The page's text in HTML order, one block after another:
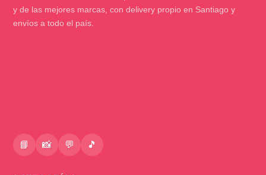
y de las mejores marcas, con delivery propio en Santiago y
envíos a todo el país.
📘 📸 💬 🎵